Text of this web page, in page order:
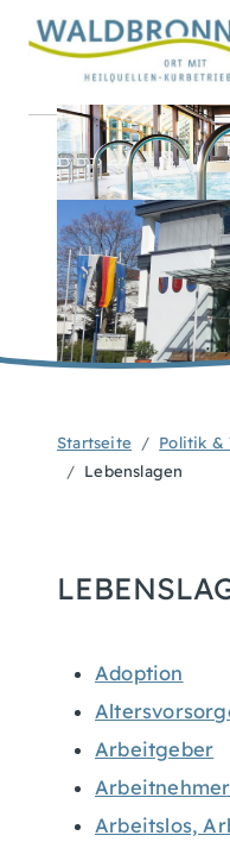
Startseite Politik &
Lebenslagen
Adoption
Arbeitgeber
Arbeitnehmer
Arbeitslos,